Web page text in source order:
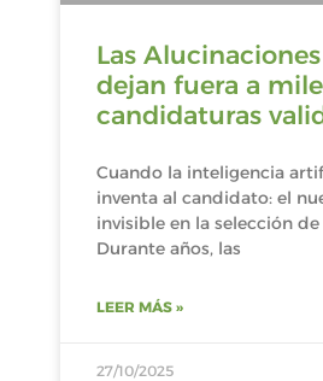
Las
dejan fuera a
candidaturas
Cuando la inteligencia
inventa al candidato: el
invisible en la selección
Durante años, las
LEER MÁS »
27/10/2025